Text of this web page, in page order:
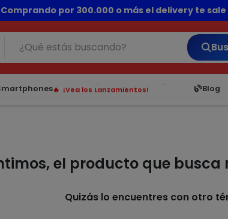
Comprando por 300.000 o más el delivery te
💳 ¡HASTA 24 CUOTAS SIN INTERÉS con
¡Vea los Lanzamientos!
Blog
6,050
el producto que
Quizás lo encuentres con otro